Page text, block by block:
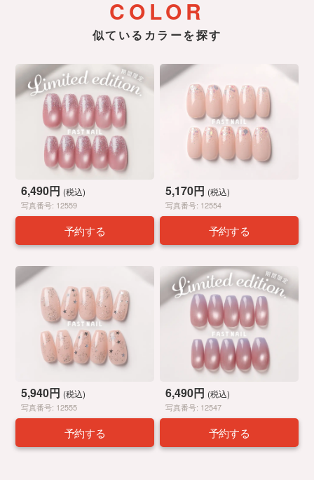
COLOR
似ているカラーを探す
6,490円 (税込)
写真番号: 12559
予約する
5,170円 (税込)
写真番号: 12554
予約する
5,940円 (税込)
写真番号: 12555
予約する
6,490円 (税込)
写真番号: 12547
予約する